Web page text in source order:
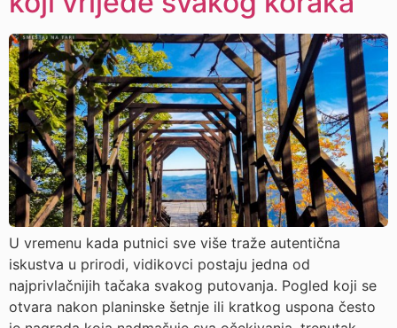
U vremenu kada putnici sve više traže autentična
iskustva u prirodi, vidikovci postaju jedna od
najprivlačnijih tačaka svakog putovanja. Pogled koji se
otvara nakon planinske šetnje ili kratkog uspona često